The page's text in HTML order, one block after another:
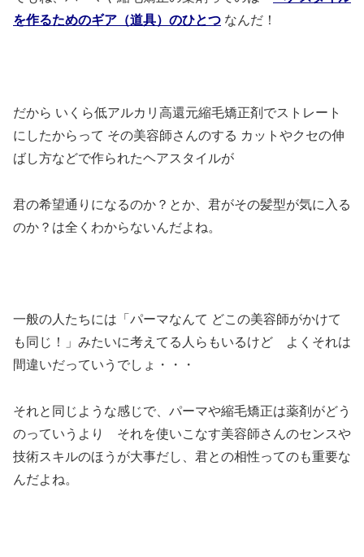
を作るためのギア（道具）のひとつ なんだ！
だから いくら低アルカリ高還元縮毛矯正剤でストレート
にしたからって その美容師さんのする カットやクセの伸
ばし方などで作られたヘアスタイルが
君の希望通りになるのか？とか、君がその髪型が気に入る
のか？は全くわからないんだよね。
一般の人たちには「パーマなんて どこの美容師がかけて
も同じ！」みたいに考えてる人らもいるけど よくそれは
間違いだっていうでしょ・・・
それと同じような感じで、パーマや縮毛矯正は薬剤がどう
のっていうより それを使いこなす美容師さんのセンスや
技術スキルのほうが大事だし、君との相性ってのも重要な
んだよね。